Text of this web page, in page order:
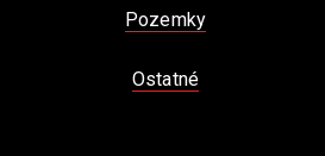
Pozemky
Ostatné